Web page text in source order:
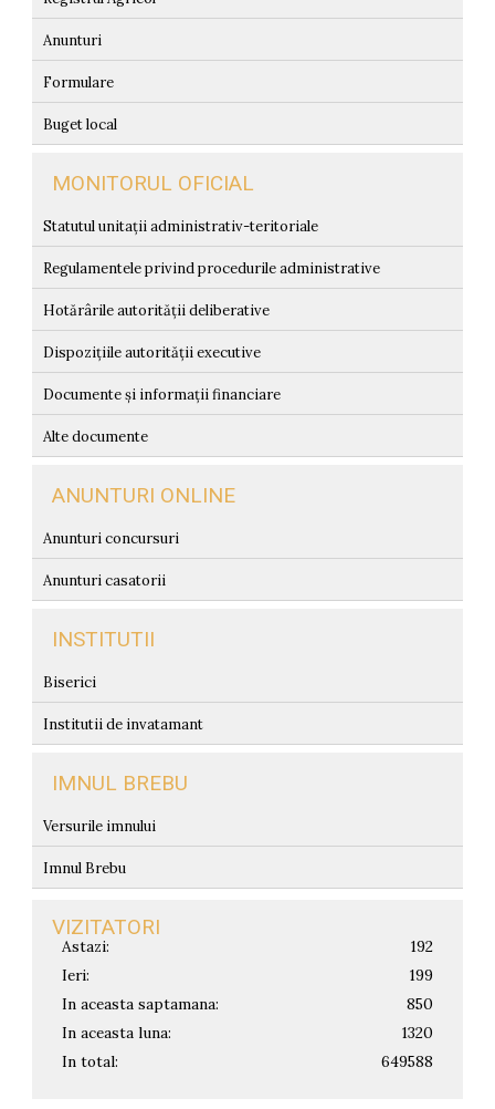
Anunturi
Formulare
Buget local
MONITORUL OFICIAL
Statutul unitații administrativ-teritoriale
Regulamentele privind procedurile administrative
Hotărârile autorității deliberative
Dispozițiile autorității executive
Documente și informații financiare
Alte documente
ANUNTURI ONLINE
Anunturi concursuri
Anunturi casatorii
INSTITUTII
Biserici
Institutii de invatamant
IMNUL BREBU
Versurile imnului
Imnul Brebu
VIZITATORI
Astazi:
192
Ieri:
199
In aceasta saptamana:
850
In aceasta luna:
1320
In total:
649588